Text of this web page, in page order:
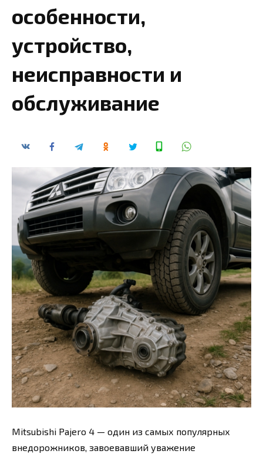
особенности,
устройство,
неисправности и
обслуживание
Mitsubishi Pajero 4 — один из самых популярных
внедорожников, завоевавший уважение